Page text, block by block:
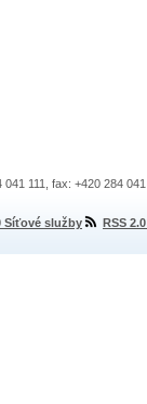
041 111, fax: +420 284
Síťové služby RSS